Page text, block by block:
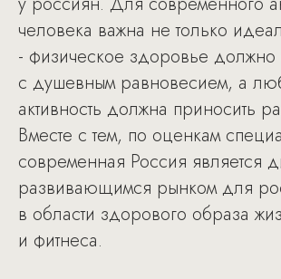
человека важна не только
- физическое здоровье должно
с душевным равновесием, а
активность должна приносить
Вместе с тем, по оценкам
современная Россия является
развивающимся рынком для
в области здорового образа
и фитнеса.